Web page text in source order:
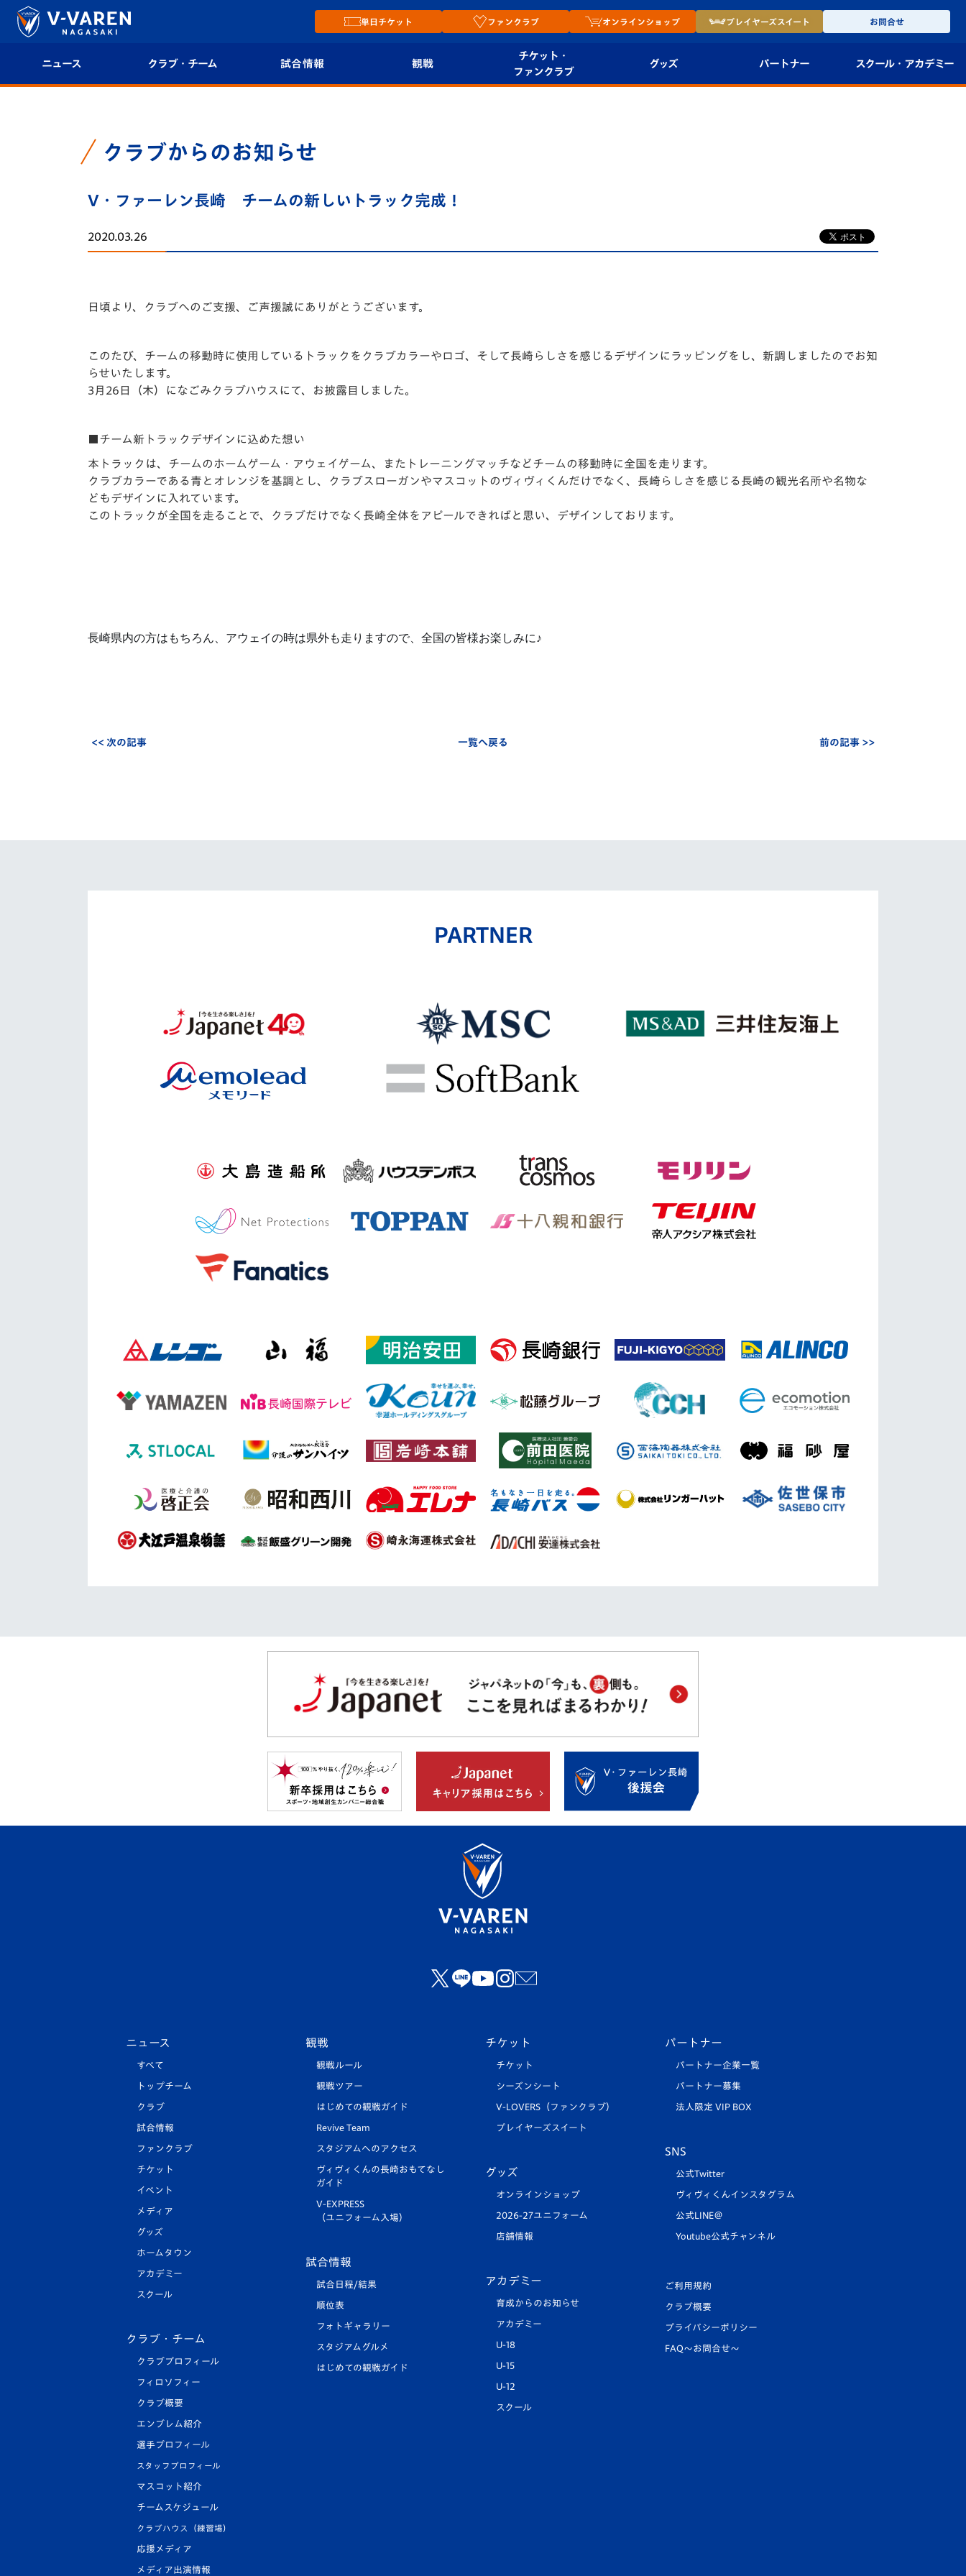
単日チケット ファンクラブ オンラインショップ プレイヤーズスイート お問合せ
ニュース クラブ・チーム
フィロソフィー
選手プロフィール
チームスケジュール
クラブハウス（練習
応援メディア
平和祈念活動
ホームタウン活動
試合情報
フォトギャラリー
観戦
Revive Team
チケット・
ファンクラブ
グッズ パートナー スクール・ アカデミー
スクール
クラブからのお知らせ
V・ファーレン長崎 チームの新しいトラック完成！
2020.03.26
日頃より、クラブへのご支援、ご声援誠にありがとうございます。
このたび、チームの移動時に使用しているトラックをクラブカラーやロゴ、そして長崎らしさを感じるデザインにラッピングをし、新調しましたのでお知
らせいたします。
3月26日（木）になごみクラブハウスにて、お披露目しました。
■チーム新トラックデザインに込めた想い
本トラックは、チームのホームゲーム・アウェイゲーム、またトレーニングマッチなどチームの移動時に全国を走ります。
クラブカラーである青とオレンジを基調とし、クラブスローガンやマスコットのヴィヴィくんだけでなく、長崎らしさを感じる長崎の観光名所や名物な
どもデザインに入れています。
このトラックが全国を走ることで、クラブだけでなく長崎全体をアピールできればと思い、デザインしております。
長崎県内の方はもちろん、アウェイの時は県外も走りますので、全国の皆様お楽しみに♪
<< 次の記事 一覧へ戻る 前の記事 >>
PARTNER
ニュース
すべて
トップチーム
クラブ
試合情報
ファンクラブ
チケット
イベント
メディア
グッズ
ホームタウン
アカデミー
スクール
クラブ・チーム
クラブプロフィール
フィロソフィー
クラブ概要
エンブレム紹介
選手プロフィール
スタッフプロフィール
マスコット紹介
チームスケジュール
クラブハウス（練習場）
応援メディア
メディア出演情報
観戦
観戦ルール
観戦ツアー
はじめての観戦ガイド
Revive Team
スタジアムへのアクセス
ヴィヴィくんの長崎おもてなし
ガイド
V-EXPRESS
（ユニフォーム入場）
試合情報
試合日程/結果
順位表
フォトギャラリー
スタジアムグルメ
はじめての観戦ガイド
チケット
チケット
シーズンシート
V-LOVERS（ファンクラブ）
プレイヤーズスイート
グッズ
オンラインショップ
2026-27ユニフォーム
店舗情報
アカデミー
育成からのお知らせ
アカデミー
U-18
U-15
U-12
スクール
パートナー
パートナー企業一覧
パートナー募集
法人限定 VIP BOX
SNS
公式Twitter
ヴィヴィくんインスタグラム
公式LINE＠
Youtube公式チャンネル
ご利用規約
クラブ概要
プライバシーポリシー
FAQ〜お問合せ〜